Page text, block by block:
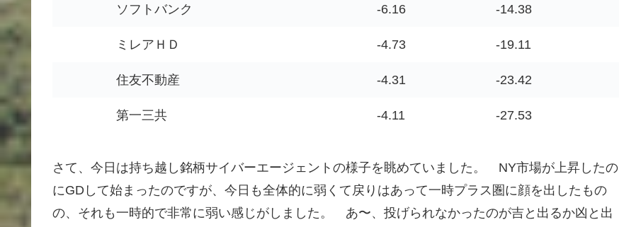
ソフトバンク -6.16 -14.38
ミレアＨＤ -4.73 -19.11
住友不動産 -4.31 -23.42
第一三共 -4.11 -27.53
さて、今日は持ち越し銘柄サイバーエージェントの様子を眺めていました。 NY市場が上昇したの
にGDして始まったのですが、今日も全体的に弱くて戻りはあって一時プラス圏に顔を出したもの
の、それも一時的で非常に弱い感じがしました。 あ〜、投げられなかったのが吉と出るか凶と出